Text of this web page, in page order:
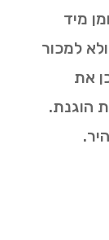
מיד
למכור
את
הוגנת.